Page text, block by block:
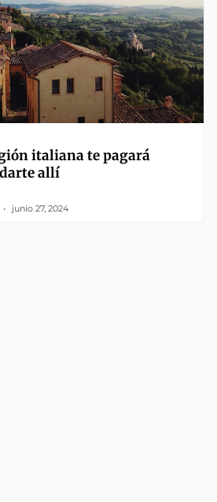
italiana te pagará
allí
junio 27, 2024